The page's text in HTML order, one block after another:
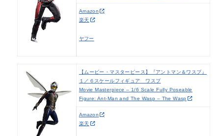
Amazon
楽天
ヤフー
【ムービー・マスターピース】『アントマン＆ワスプ』
１／６スケールフィギュア ワスプ
Movie Masterpiece – 1/6 Scale Fully Poseable
Figure: Ant-Man and The Wasp – The Wasp
Amazon
楽天